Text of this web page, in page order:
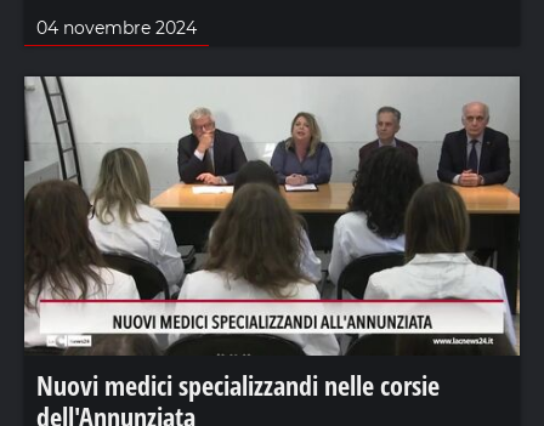
04 novembre 2024
Nuovi medici specializzandi nelle corsie
dell'Annunziata